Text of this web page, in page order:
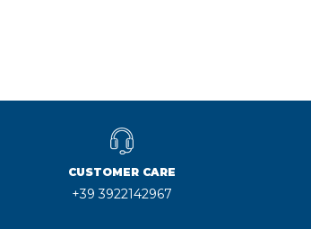
CUSTOMER CARE
+39 3922142967